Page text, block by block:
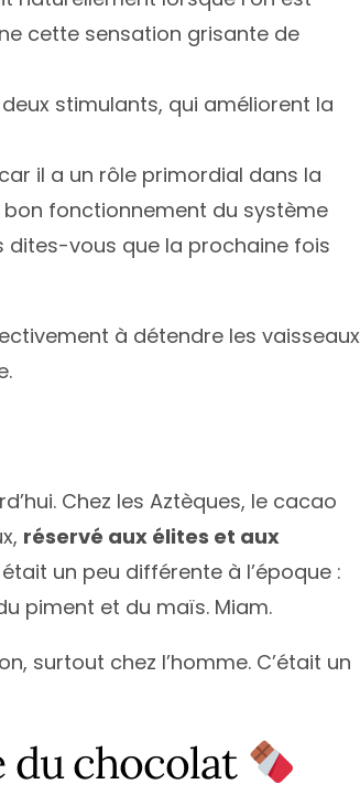
cette sensation grisante de
stimulants, qui améliorent la
il a un rôle primordial dans la
fonctionnement du système
dites-vous que la prochaine fois
à détendre les vaisseaux
Chez les Aztèques, le cacao
réservé aux élites et aux
un peu différente à l’époque :
piment et du maïs. Miam.
surtout chez l’homme. C’était un
du chocolat